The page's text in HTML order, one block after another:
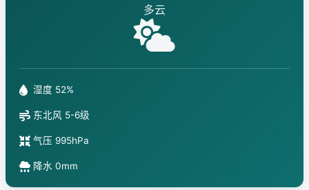
多云
湿度 52%
东北风 5-6级
气压 995hPa
降水 0mm